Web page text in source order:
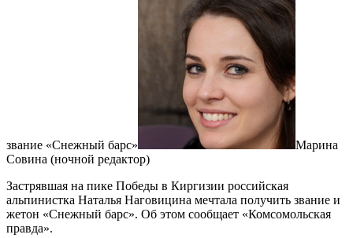
звание «Снежный барс»
Марина
Совина (ночной редактор)
Застрявшая на пике Победы в Киргизии российская
альпинистка Наталья Наговицина мечтала получить звание и
жетон «Снежный барс». Об этом сообщает «Комсомольская
правда».